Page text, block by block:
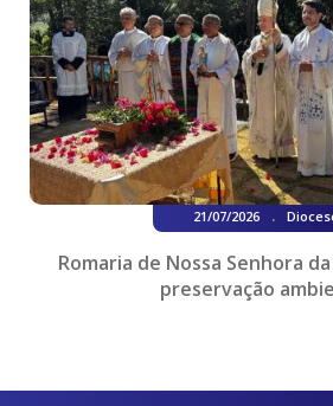
21/07/2026 .
Romaria de Nossa Senhora
preservação